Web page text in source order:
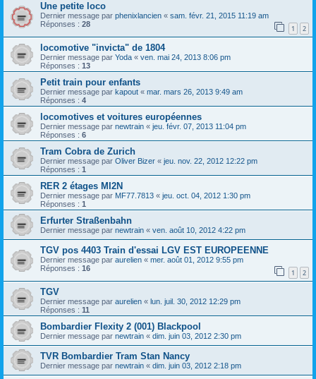
Une petite loco
Dernier message par phenixlancien « sam. févr. 21, 2015 11:19 am
Réponses : 28 1 2
locomotive "invicta" de 1804
Dernier message par Yoda « ven. mai 24, 2013 8:06 pm
Réponses : 13
Petit train pour enfants
Dernier message par kapout « mar. mars 26, 2013 9:49 am
Réponses : 4
locomotives et voitures européennes
Dernier message par newtrain « jeu. févr. 07, 2013 11:04 pm
Réponses : 6
Tram Cobra de Zurich
Dernier message par Oliver Bizer « jeu. nov. 22, 2012 12:22 pm
Réponses : 1
RER 2 étages MI2N
Dernier message par MF77.7813 « jeu. oct. 04, 2012 1:30 pm
Réponses : 1
Erfurter Straßenbahn
Dernier message par newtrain « ven. août 10, 2012 4:22 pm
TGV pos 4403 Train d'essai LGV EST EUROPEENNE
Dernier message par aurelien « mer. août 01, 2012 9:55 pm
Réponses : 16 1 2
TGV
Dernier message par aurelien « lun. juil. 30, 2012 12:29 pm
Réponses : 11
Bombardier Flexity 2 (001) Blackpool
Dernier message par newtrain « dim. juin 03, 2012 2:30 pm
TVR Bombardier Tram Stan Nancy
Dernier message par newtrain « dim. juin 03, 2012 2:18 pm